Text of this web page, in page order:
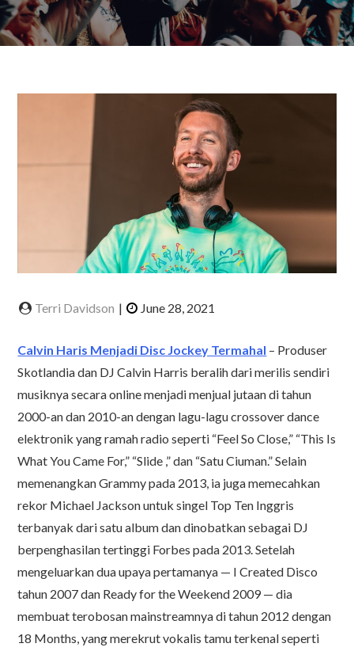
Calvin Haris Menjadi Disc Jockey Termahal – Produser
Skotlandia dan DJ Calvin Harris beralih dari merilis sendiri
musiknya secara online menjadi menjual jutaan di tahun
2000-an dan 2010-an dengan lagu-lagu crossover dance
elektronik yang ramah radio seperti “Feel So Close,” “This Is
What You Came For,” “Slide ,” dan “Satu Ciuman.” Selain
memenangkan Grammy pada 2013, ia juga memecahkan
rekor Michael Jackson untuk singel Top Ten Inggris
terbanyak dari satu album dan dinobatkan sebagai DJ
berpenghasilan tertinggi Forbes pada 2013. Setelah
mengeluarkan dua upaya pertamanya — I Created Disco
tahun 2007 dan Ready for the Weekend 2009 — dia
membuat terobosan mainstreamnya di tahun 2012 dengan
18 Months, yang merekrut vokalis tamu terkenal seperti